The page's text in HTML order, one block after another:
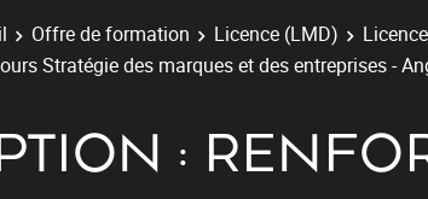
Offre de formation Licence (LMD)
Stratégie des marques et des entreprises -
: